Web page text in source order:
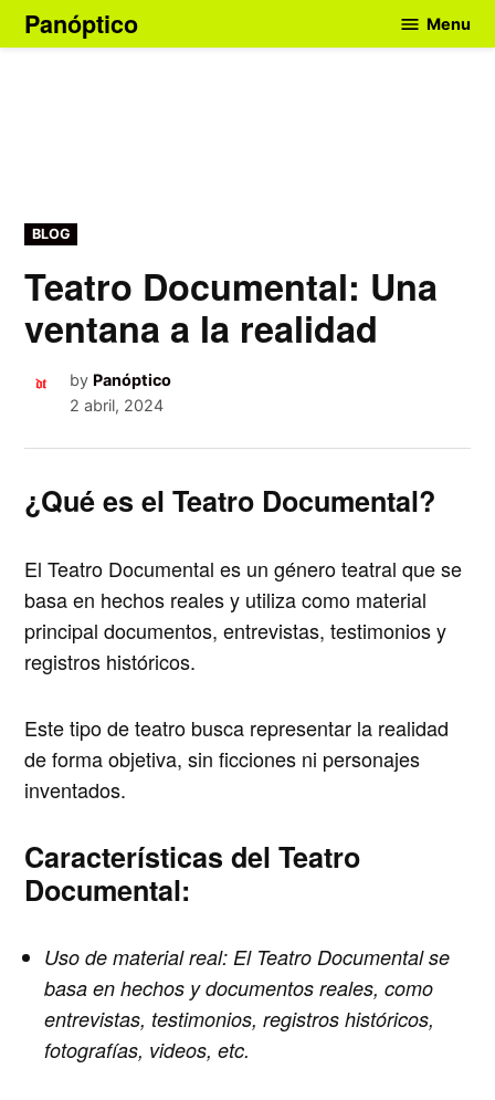
Skip
to
Panóptico Menu
POSTED
IN
BLOG
Teatro Documental: Una
ventana a la realidad
by Panóptico
2 abril, 2024
¿Qué es el Teatro Documental?
El Teatro Documental es un género teatral que se
basa en hechos reales y utiliza como material
principal documentos, entrevistas, testimonios y
registros históricos.
Este tipo de teatro busca representar la realidad
de forma objetiva, sin ficciones ni personajes
inventados.
Características del Teatro
Documental:
Uso de material real: El Teatro Documental se
basa en hechos y documentos reales, como
entrevistas, testimonios, registros históricos,
fotografías, videos, etc.